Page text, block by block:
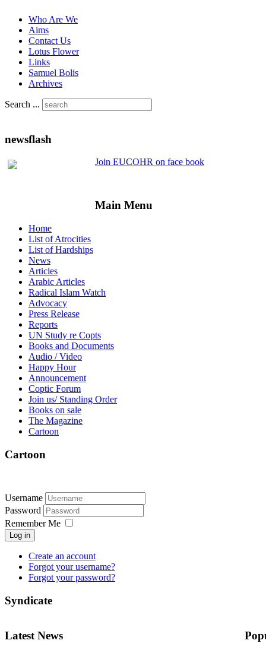
Who Are We
Aims
Contact Us
Lotus Flower
Links
Samuel Bolis
Archives
Search ...
newsflash
Join EUCOHR on face book
Main Menu
Home
List of Atrocities
List of Hardships
News
Articles
Arabic Articles
Radical Islam Watch
Advocacy
Press Release
Reports
UN Study re Copts
Books and Documents
Audio / Video
Happy Hour
Announcement
Coptic Forum
Join us/ Standing Order
Books on sale
The Magazine
Cartoon
Cartoon
Username
Password
Remember Me
Log in
Create an account
Forgot your username?
Forgot your password?
Syndicate
Latest News